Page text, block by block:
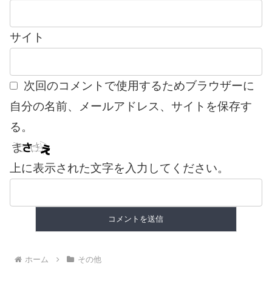
サイト
次回のコメントで使用するためブラウザーに
自分の名前、メールアドレス、サイトを保存す
る。
上に表示された文字を入力してください。
ホーム その他